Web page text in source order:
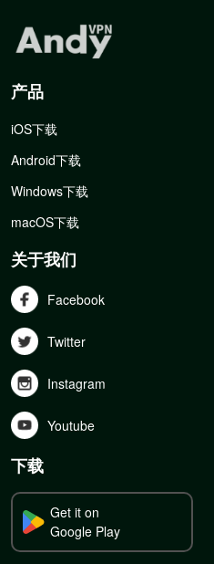
产品
iOS下载
Android下载
Windows下载
macOS下载
关于我们
Facebook
Twitter
Instagram
Youtube
下载
Get it on
Google Play